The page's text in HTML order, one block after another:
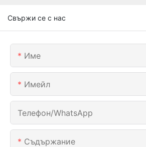
Свържи се с нас
Име
Имейл
Телефон/WhatsApp
Съдържание